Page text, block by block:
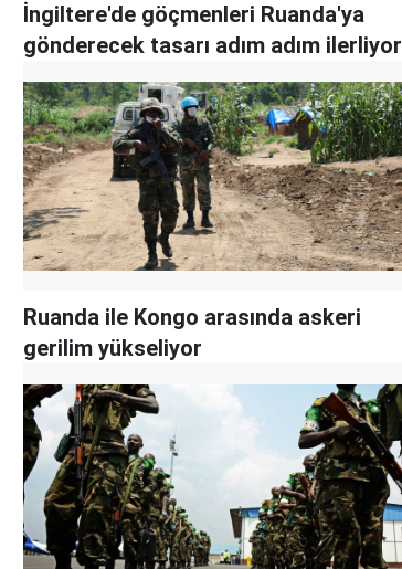
İngiltere'de göçmenleri Ruanda'ya
gönderecek tasarı adım adım ilerliyor
Ruanda ile Kongo arasında askeri
gerilim yükseliyor